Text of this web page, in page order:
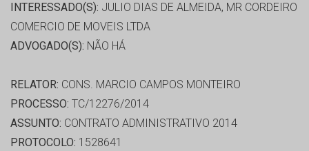
INTERESSADO(S): JULIO DIAS DE ALMEIDA, MR CORDEIRO
COMERCIO DE MOVEIS LTDA
ADVOGADO(S): NÃO HÁ
RELATOR: CONS. MARCIO CAMPOS MONTEIRO
PROCESSO: TC/12276/2014
ASSUNTO: CONTRATO ADMINISTRATIVO 2014
PROTOCOLO: 1528641